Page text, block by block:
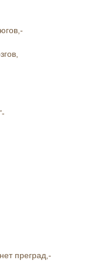
преград,-